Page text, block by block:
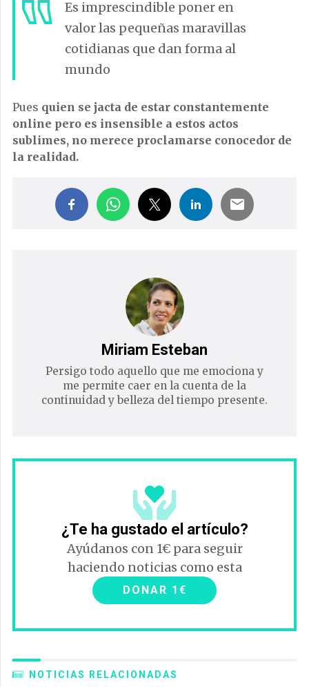
Es imprescindible poner en
valor las pequeñas maravillas
cotidianas que dan forma al
mundo
Pues quien se jacta de estar constantemente
online pero es insensible a estos actos
sublimes, no merece proclamarse conocedor de
la realidad.
Miriam Esteban
Persigo todo aquello que me emociona y
me permite caer en la cuenta de la
continuidad y belleza del tiempo presente.
¿Te ha gustado el artículo?
Ayúdanos con 1€ para seguir
haciendo noticias como esta
DONAR 1€
NOTICIAS RELACIONADAS